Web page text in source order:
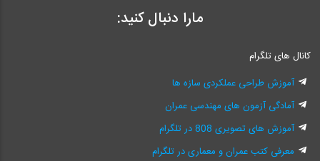
مارا دنبال کنید:
کانال های تلگرام
آموزش طراحی عملکردی سازه ها
آمادگی آزمون های مهندسی عمران
آموزش های تصویری 808 در تلگرام
معرفی کتب عمران و معماری در تلگرام